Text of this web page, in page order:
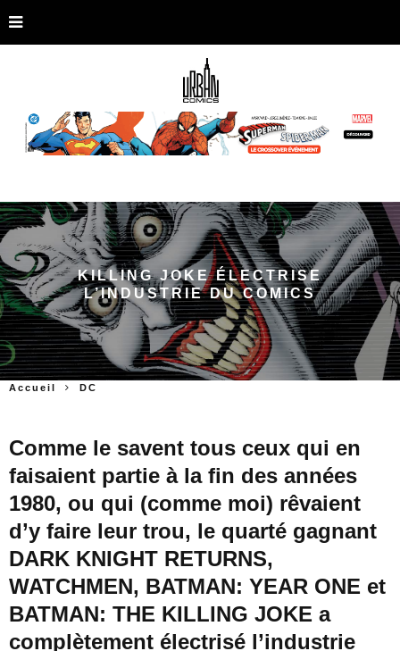
KILLING JOKE ÉLECTRISE
L’INDUSTRIE DU COMICS
Accueil DC
Comme le savent tous ceux qui en
faisaient partie à la fin des années
1980, ou qui (comme moi) rêvaient
d’y faire leur trou, le quarté gagnant
DARK KNIGHT RETURNS,
WATCHMEN, BATMAN: YEAR ONE et
BATMAN: THE KILLING JOKE a
complètement électrisé l’industrie